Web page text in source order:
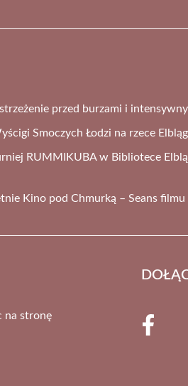
przed burzami i
Smoczych Łodzi na rzece
RUMMIKUBA w Bibliotece
Kino pod Chmurką – Seans
na stronę